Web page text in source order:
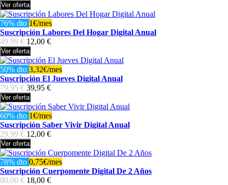
Ver oferta
76% dto 1€/mes
Suscripción Labores Del Hogar Digital Anual
49,99 € 12,00 €
Ver oferta
50% dto 3,32€/mes
Suscripción El Jueves Digital Anual
79,95 € 39,95 €
Ver oferta
60% dto 1€/mes
Suscripción Saber Vivir Digital Anual
29,99 € 12,00 €
Ver oferta
78% dto 0,75€/mes
Suscripción Cuerpomente Digital De 2 Años
80,00 € 18,00 €